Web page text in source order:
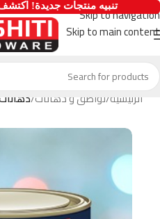
Skip to navigation
Skip to main content
الرئيسية لواصق و دهانات
  تنبيه منتجات جديدة! اكتشف أحدث الإضافات اليوم